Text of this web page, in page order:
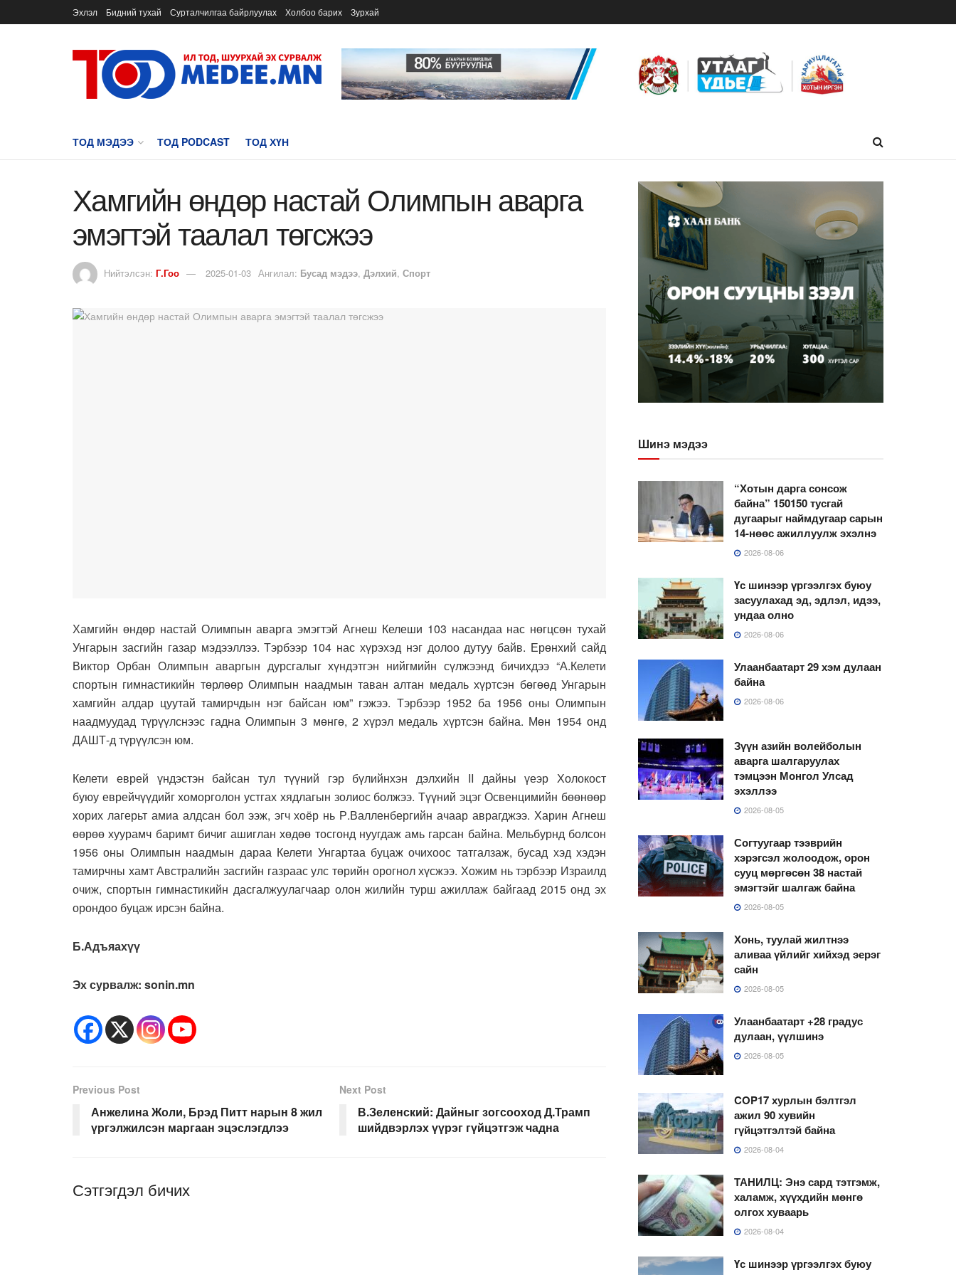
Эхлэл Бидний тухай Сурталчилгаа байрлуулах Холбоо барих Зурхай
ТОД МЭДЭЭ ТОД PODCAST ТОД ХҮН
Хамгийн өндөр настай Олимпын аварга
эмэгтэй таалал төгсжээ
Нийтэлсэн: Г.Гоо 2025-01-03 Ангилал: Бусад мэдээ, Дэлхий, Спорт
Хамгийн өндөр настай Олимпын аварга эмэгтэй Агнеш Келеши 103 насандаа нас нөгцсөн тухай
Унгарын засгийн газар мэдээллээ. Тэрбээр 104 нас хүрэхэд нэг долоо дутуу байв. Ерөнхий сайд
Виктор Орбан Олимпын аваргын дурсгалыг хүндэтгэн нийгмийн сүлжээнд бичихдээ “А.Келети
спортын гимнастикийн төрлөөр Олимпын наадмын таван алтан медаль хүртсэн бөгөөд Унгарын
хамгийн алдар цуутай тамирчдын нэг байсан юм” гэжээ. Тэрбээр 1952 ба 1956 оны Олимпын
наадмуудад түрүүлснээс гадна Олимпын 3 мөнгө, 2 хүрэл медаль хүртсэн байна. Мөн 1954 онд
ДАШТ-д түрүүлсэн юм.
Келети еврей үндэстэн байсан тул түүний гэр бүлийнхэн дэлхийн II дайны үеэр Холокост
буюу еврейчүүдийг хоморголон устгах хядлагын золиос болжээ. Түүний эцэг Освенцимийн бөөнөөр
хорих лагерьт амиа алдсан бол ээж, эгч хоёр нь Р.Валленбергийн ачаар аврагджээ. Харин Агнеш
өөрөө хуурамч баримт бичиг ашиглан хөдөө тосгонд нуугдаж амь гарсан байна. Мельбурнд болсон
1956 оны Олимпын наадмын дараа Келети Унгартаа буцаж очихоос татгалзаж, бусад хэд хэдэн
тамирчны хамт Австралийн засгийн газраас улс төрийн орогнол хүсжээ. Хожим нь тэрбээр Израилд
очиж, спортын гимнастикийн дасгалжуулагчаар олон жилийн турш ажиллаж байгаад 2015 онд эх
орондоо буцаж ирсэн байна.
Б.Адъяахүү
Эх сурвалж: sonin.mn
Previous Post
Анжелина Жоли, Брэд Питт нарын 8 жил
үргэлжилсэн маргаан эцэслэгдлээ
Next Post
В.Зеленский: Дайныг зогсооход Д.Трамп
шийдвэрлэх үүрэг гүйцэтгэж чадна
Сэтгэгдэл бичих
Шинэ мэдээ
“Хотын дарга сонсож
байна” 150150 тусгай
дугаарыг наймдугаар сарын
14-нөөс ажиллуулж эхэлнэ
2026-08-06
Үс шинээр үргээлгэх буюу
засуулахад эд, эдлэл, идээ,
ундаа олно
2026-08-06
Улаанбаатарт 29 хэм дулаан
байна
2026-08-06
Зүүн азийн волейболын
аварга шалгаруулах
тэмцээн Монгол Улсад
эхэллээ
2026-08-05
Согтуугаар тээврийн
хэрэгсэл жолоодож, орон
сууц мөргөсөн 38 настай
эмэгтэйг шалгаж байна
2026-08-05
Хонь, туулай жилтнээ
аливаа үйлийг хийхэд эерэг
сайн
2026-08-05
Улаанбаатарт +28 градус
дулаан, үүлшинэ
2026-08-05
COP17 хурлын бэлтгэл
ажил 90 хувийн
гүйцэтгэлтэй байна
2026-08-04
ТАНИЛЦ: Энэ сард тэтгэмж,
халамж, хүүхдийн мөнгө
олгох хуваарь
2026-08-04
Үс шинээр үргээлгэх буюу